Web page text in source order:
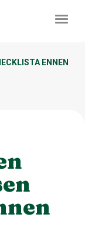
ENNEN